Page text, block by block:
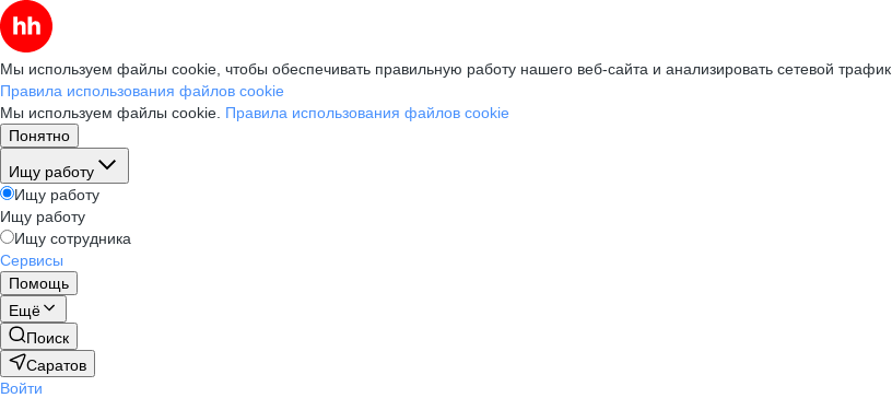
Мы используем файлы cookie, чтобы обеспечивать правильную работу нашего веб-сайта и анализировать сетевой трафик.
Правила использования файлов cookie
Мы используем файлы cookie. Правила использования файлов cookie
Понятно
Ищу работу
Ищу работу
Ищу работу
Ищу сотрудника
Сервисы
Помощь
Ещё
Поиск
Саратов
Войти